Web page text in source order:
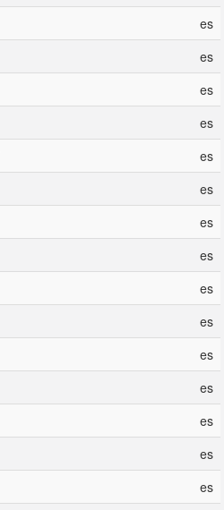
es
es
es
es
es
es
es
es
es
es
es
es
es
es
es